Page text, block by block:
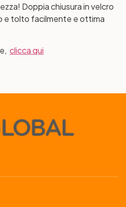
Doppia chiusura in velcro
e tolto facilmente e ottima
clicca qui